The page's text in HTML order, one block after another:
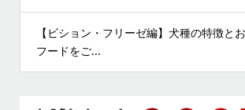
【ビション・フリーゼ編】犬種の特徴と
フードをご...